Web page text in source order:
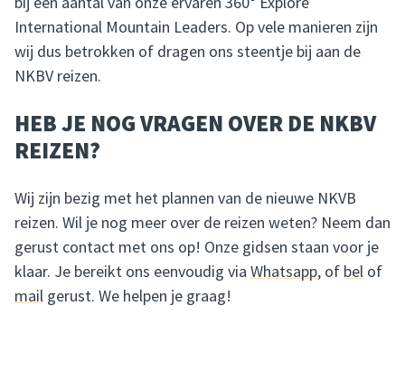
International Mountain Leaders. Op vele manieren zijn
wij dus betrokken of dragen ons steentje bij aan de
NKBV reizen.
HEB JE NOG VRAGEN OVER DE NKBV
REIZEN?
Wij zijn bezig met het plannen van de nieuwe NKVB
reizen. Wil je nog meer over de reizen weten? Neem dan
gerust contact met ons op! Onze gidsen staan voor je
klaar. Je bereikt ons eenvoudig via Whatsapp, of bel of
mail gerust. We helpen je graag!